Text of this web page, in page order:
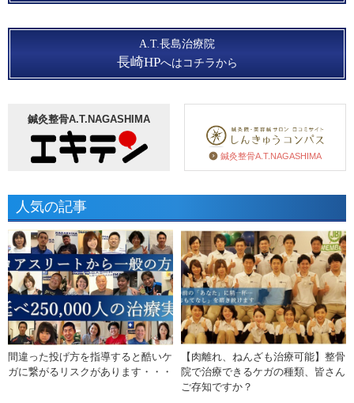
A.T.長島治療院
長崎HPへはコチラから
鍼灸整骨A.T.NAGASHIMA
鍼灸整骨A.T.NAGASHIMA
人気の記事
間違った投げ方を指導すると酷いケ
ガに繋がるリスクがあります・・・
【肉離れ、ねんざも治療可能】整骨
院で治療できるケガの種類、皆さん
ご存知ですか？